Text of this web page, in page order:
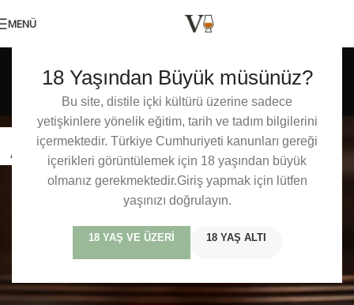
18 Yaşından Büyük müsünüz?
Bu site, distile içki kültürü üzerine sadece
yetişkinlere yönelik eğitim, tarih ve tadım bilgilerini
içermektedir. Türkiye Cumhuriyeti kanunları gereği
içerikleri görüntülemek için 18 yaşından büyük
olmanız gerekmektedir.Giriş yapmak için lütfen
yaşınızı doğrulayın.
18 YAŞ VE ÜZERI 18 YAŞ ALTI
MENÜ
Etiket arşivleri: Viski
Bardakları
ARA